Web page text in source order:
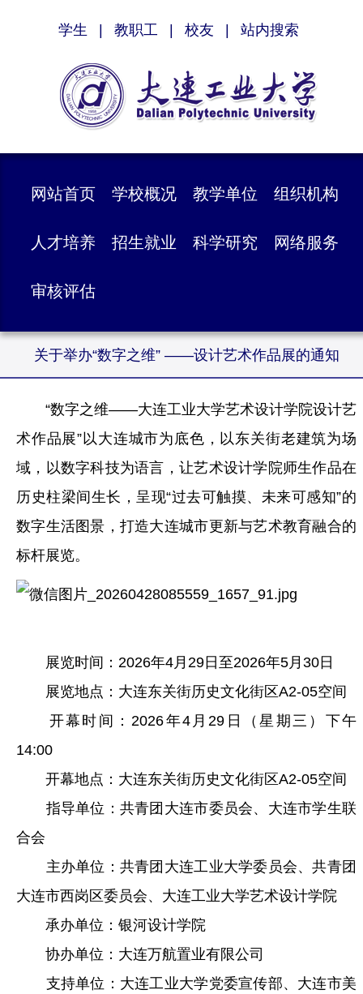
学生 教职工 校友 站内搜索
网站首页 学校概况 教学单位 组织机构
人才培养 招生就业 科学研究 网络服务
审核评估
关于举办“数字之维” ——设计艺术作品展的通知
“数字之维——大连工业大学艺术设计学院设计艺
术作品展”以大连城市为底色，以东关街老建筑为场
域，以数字科技为语言，让艺术设计学院师生作品在
历史柱梁间生长，呈现“过去可触摸、未来可感知”的
数字生活图景，打造大连城市更新与艺术教育融合的
标杆展览。
展览时间：2026年4月29日至2026年5月30日
展览地点：大连东关街历史文化街区A2-05空间
开幕时间：2026年4月29日（星期三）下午
14:00
开幕地点：大连东关街历史文化街区A2-05空间
指导单位：共青团大连市委员会、大连市学生联
合会
主办单位：共青团大连工业大学委员会、共青团
大连市西岗区委员会、大连工业大学艺术设计学院
承办单位：银河设计学院
协办单位：大连万航置业有限公司
支持单位：大连工业大学党委宣传部、大连市美